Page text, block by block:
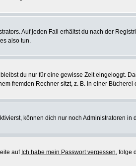
Auf jeden Fall erhältst du nach der
also tun.
du nur für eine gewisse Zeit eingeloggt.
fremden Rechner sitzt, z. B. in einer Bücherei
können dich nur noch Administratoren in
auf Ich habe mein Passwort vergessen, folge